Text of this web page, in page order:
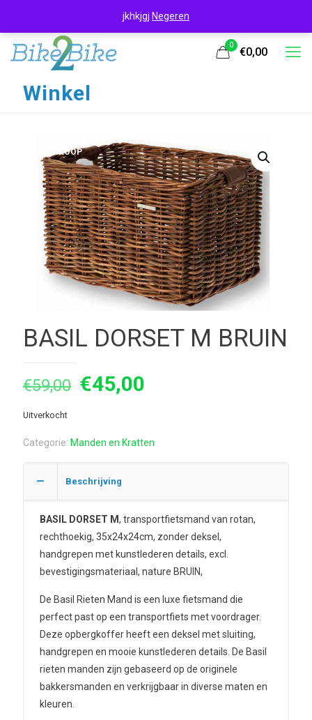
0
€0,00
Winkel
UITVERKOOP
BASIL DORSET M BRUIN
€59,00 Oorspronkelijke
€59,00.
€45,00
€45,00.
Uitverkocht
Categorie: Manden en Kratten
Beschrijving
BASIL DORSET M, transportfietsmand van rotan,
rechthoekig, 35x24x24cm, zonder deksel,
handgrepen met kunstlederen details, excl.
bevestigingsmateriaal, nature BRUIN,
De Basil Rieten Mand is een luxe fietsmand die
perfect past op een transportfiets met voordrager.
Deze opbergkoffer heeft een deksel met sluiting,
handgrepen en mooie kunstlederen details. De Basil
rieten manden zijn gebaseerd op de originele
bakkersmanden en verkrijgbaar in diverse maten en
kleuren.
jkhkjgj Negeren